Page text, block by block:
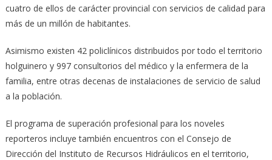
cuatro de ellos de carácter provincial con servicios de calidad para
más de un millón de habitantes.
Asimismo existen 42 policlínicos distribuidos por todo el territorio
holguinero y 997 consultorios del médico y la enfermera de la
familia, entre otras decenas de instalaciones de servicio de salud
a la población.
El programa de superación profesional para los noveles
reporteros incluye también encuentros con el Consejo de
Dirección del Instituto de Recursos Hidráulicos en el territorio,